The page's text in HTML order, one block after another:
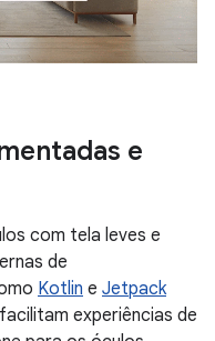
e
com tela leves e
de
Kotlin e Jetpack
experiências de